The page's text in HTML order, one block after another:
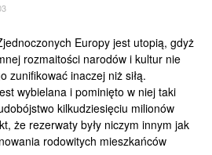
Europy jest utopią, gdyż
rozmaitości narodów i kultur nie
zunifikować inaczej niż siłą.
wybielana i pominięto w niej taki
kilkudziesięciu milionów
że rezerwaty były niczym innym jak
rodowitych mieszkańców